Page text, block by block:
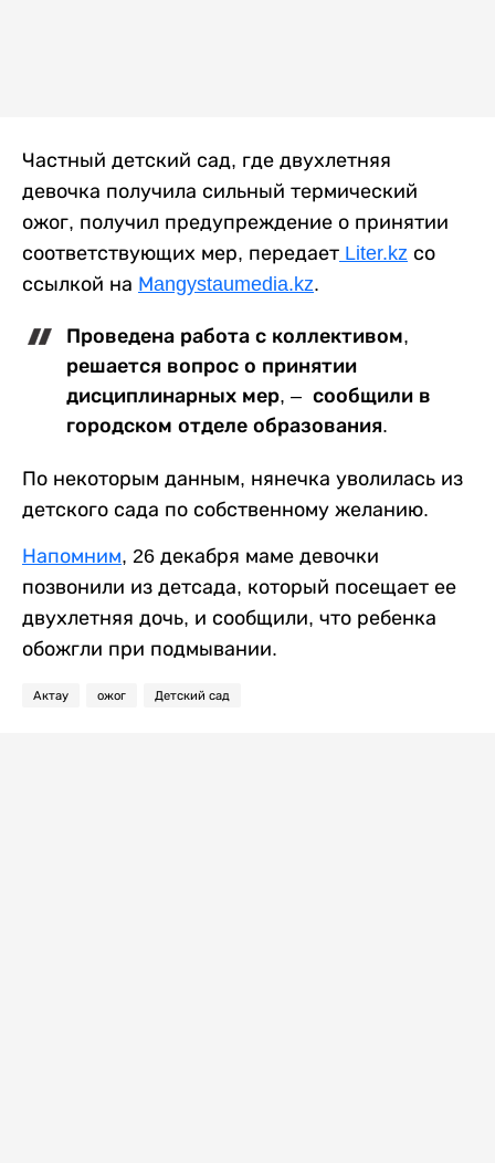
Частный детский сад, где двухлетняя
девочка получила сильный термический
ожог, получил предупреждение о принятии
соответствующих мер, передает Liter.kz со
ссылкой на Мangystaumedia.kz.
Проведена работа с коллективом,
решается вопрос о принятии
дисциплинарных мер, – сообщили в
городском отделе образования.
По некоторым данным, нянечка уволилась из
детского сада по собственному желанию.
Напомним, 26 декабря маме девочки
позвонили из детсада, который посещает ее
двухлетняя дочь, и сообщили, что ребенка
обожгли при подмывании.
Актау ожог Детский сад